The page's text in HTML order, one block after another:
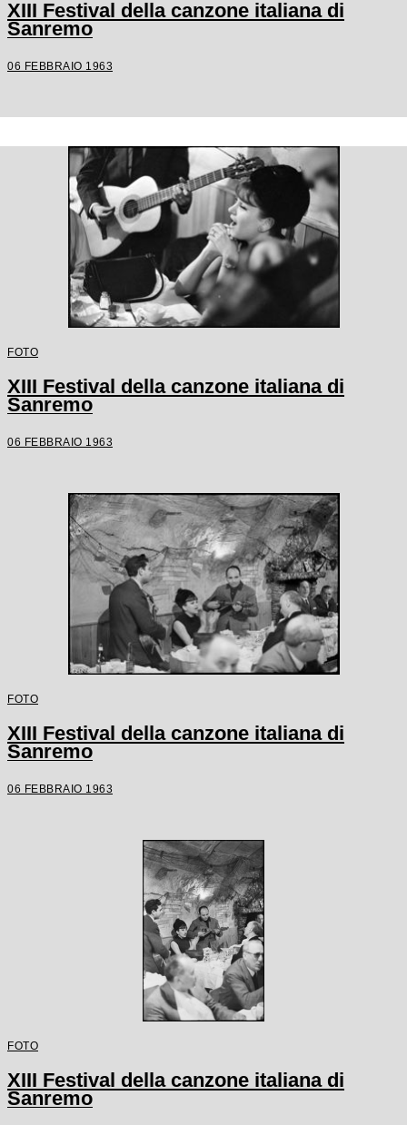
XIII Festival della canzone italiana di
Sanremo
06 FEBBRAIO 1963
FOTO
XIII Festival della canzone italiana di
Sanremo
06 FEBBRAIO 1963
FOTO
XIII Festival della canzone italiana di
Sanremo
06 FEBBRAIO 1963
FOTO
XIII Festival della canzone italiana di
Sanremo